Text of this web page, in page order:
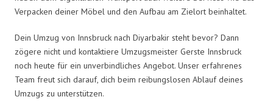
Verpacken deiner Möbel und den Aufbau am Zielort beinhaltet.
Dein Umzug von Innsbruck nach Diyarbakir steht bevor? Dann
zögere nicht und kontaktiere Umzugsmeister Gerste Innsbruck
noch heute für ein unverbindliches Angebot. Unser erfahrenes
Team freut sich darauf, dich beim reibungslosen Ablauf deines
Umzugs zu unterstützen.